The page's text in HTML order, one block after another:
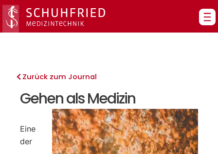
Zum
Inhalt
springen
Zurück zum Journal
Gehen als Medizin
Eine
der